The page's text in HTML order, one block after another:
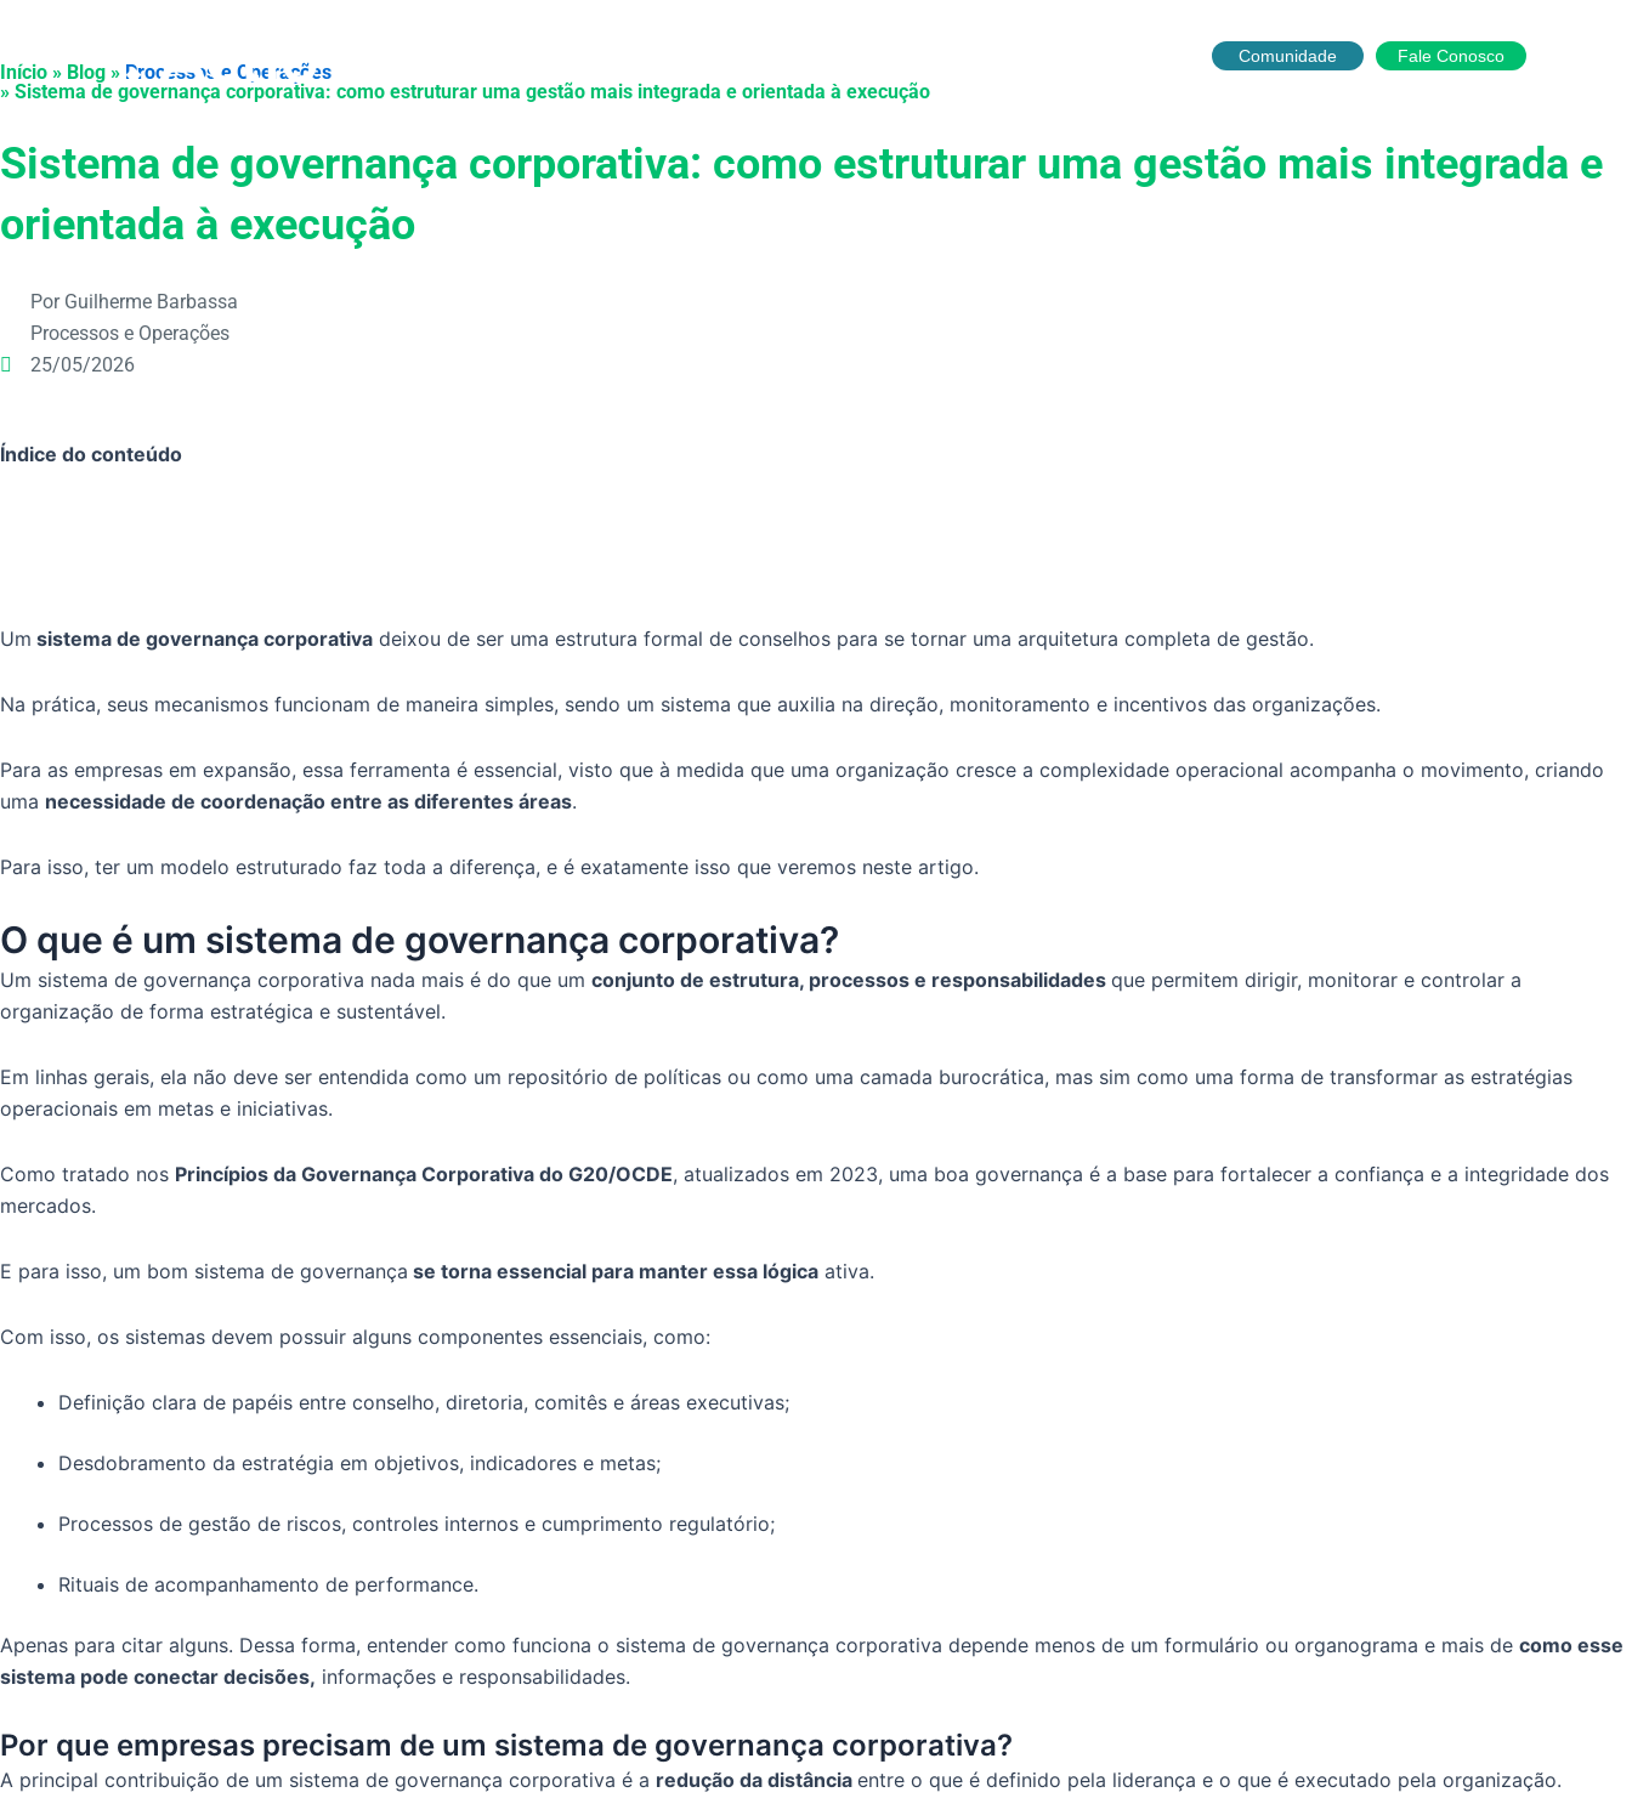
o
Comunidade Fale Conosco
Início » Blog » Processos e Operações
» Sistema de governança corporativa: como estruturar uma gestão mais integrada e orientada à execução
Sistema de governança corporativa: como estruturar uma gestão mais integrada e
orientada à execução
Por Guilherme Barbassa
Processos e Operações
25/05/2026
Índice do conteúdo
Um sistema de governança corporativa deixou de ser uma estrutura formal de conselhos para se tornar uma arquitetura completa de gestão.
Na prática, seus mecanismos funcionam de maneira simples, sendo um sistema que auxilia na direção, monitoramento e incentivos das organizações.
Para as empresas em expansão, essa ferramenta é essencial, visto que à medida que uma organização cresce a complexidade operacional acompanha o movimento, criando
uma necessidade de coordenação entre as diferentes áreas.
Para isso, ter um modelo estruturado faz toda a diferença, e é exatamente isso que veremos neste artigo.
O que é um sistema de governança corporativa?
Um sistema de governança corporativa nada mais é do que um conjunto de estrutura, processos e responsabilidades que permitem dirigir, monitorar e controlar a
organização de forma estratégica e sustentável.
Em linhas gerais, ela não deve ser entendida como um repositório de políticas ou como uma camada burocrática, mas sim como uma forma de transformar as estratégias
operacionais em metas e iniciativas.
Como tratado nos Princípios da Governança Corporativa do G20/OCDE, atualizados em 2023, uma boa governança é a base para fortalecer a confiança e a integridade dos
mercados.
E para isso, um bom sistema de governança se torna essencial para manter essa lógica ativa.
Com isso, os sistemas devem possuir alguns componentes essenciais, como:
Definição clara de papéis entre conselho, diretoria, comitês e áreas executivas;
Desdobramento da estratégia em objetivos, indicadores e metas;
Processos de gestão de riscos, controles internos e cumprimento regulatório;
Rituais de acompanhamento de performance.
Apenas para citar alguns. Dessa forma, entender como funciona o sistema de governança corporativa depende menos de um formulário ou organograma e mais de como esse
sistema pode conectar decisões, informações e responsabilidades.
Por que empresas precisam de um sistema de governança corporativa?
A principal contribuição de um sistema de governança corporativa é a redução da distância entre o que é definido pela liderança e o que é executado pela organização.